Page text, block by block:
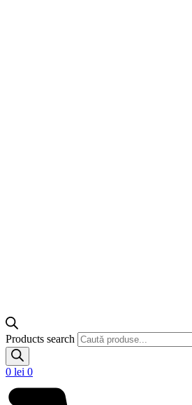
Products search
0 lei 0